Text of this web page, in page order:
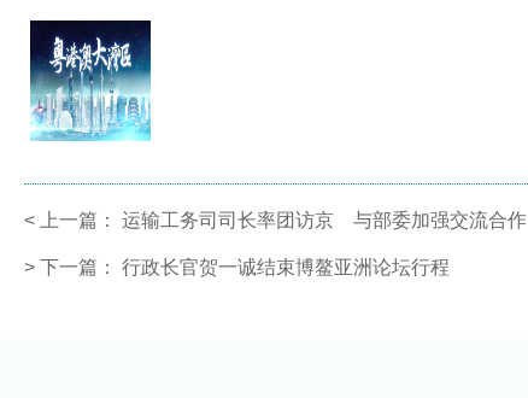
< 上一篇： 运输工务司司长率团访京 与部委加强交流合作
> 下一篇： 行政长官贺一诚结束博鳌亚洲论坛行程